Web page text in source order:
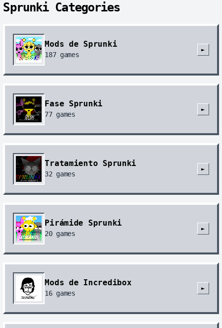
Sprunki Categories
Mods de Sprunki
187games
►
Fase Sprunki
77games
►
Tratamiento Sprunki
32games
►
Pirámide Sprunki
20games
►
Mods de Incredibox
16games
►